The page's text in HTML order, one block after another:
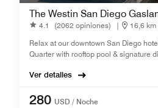
The Westin San Diego
4.1 (2062 opiniones) |
16,6
Relax at our downtown San Diego
Quarter with rooftop pool & signature
Ver detalles
280 USD / Noche